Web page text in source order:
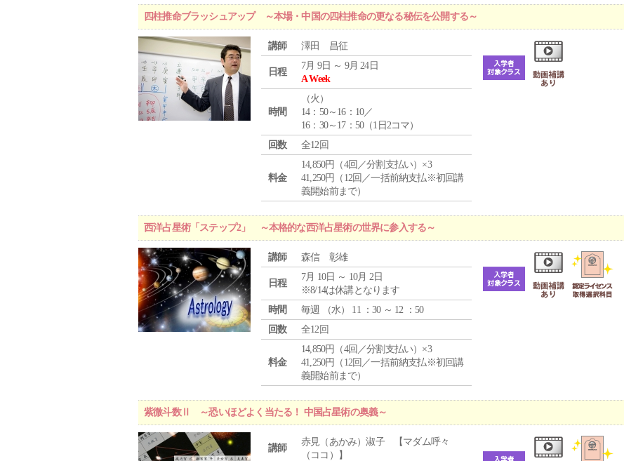
四柱推命ブラッシュアップ ～本場・中国の四柱推命の更なる秘伝を公開する～
講師 澤田 昌征
日程
7月 9日 ～ 9月 24日
A Week
時間
（火 ）
14：50～16：10／
16：30～17：50（1日2コマ）
回数
全12回
料金
14,850円（4回／分割支払い）×3
41,250円（12回／一括前納支払※初回講
義開始前まで）
西洋占星術「ステップ2」 ～本格的な西洋占星術の世界に参入する～
講師 森信 彰雄
日程
7月 10日 ～ 10月 2日
※8/14は休講となります
時間
毎週 （水） 11 ：30 ～ 12 ：50
回数
全12回
料金
14,850円（4回／分割支払い）×3
41,250円（12回／一括前納支払※初回講
義開始前まで）
紫微斗数Ⅱ ～恐いほどよく当たる！ 中国占星術の奥義～
講師
赤見（あかみ）淑子 【マダム呼々
（ココ）】